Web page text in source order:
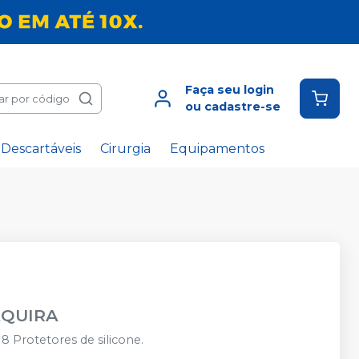
por código
Faça seu login
ou cadastre-se
Descartáveis Cirurgia Equipamentos
Protetores de silicone.